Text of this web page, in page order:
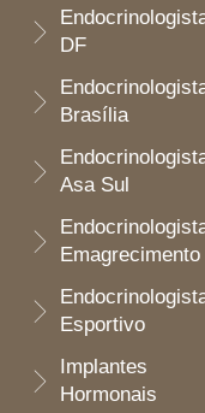
DF
Brasília
Asa Sul
Emagrecimento
Esportivo
Implantes
Hormonais